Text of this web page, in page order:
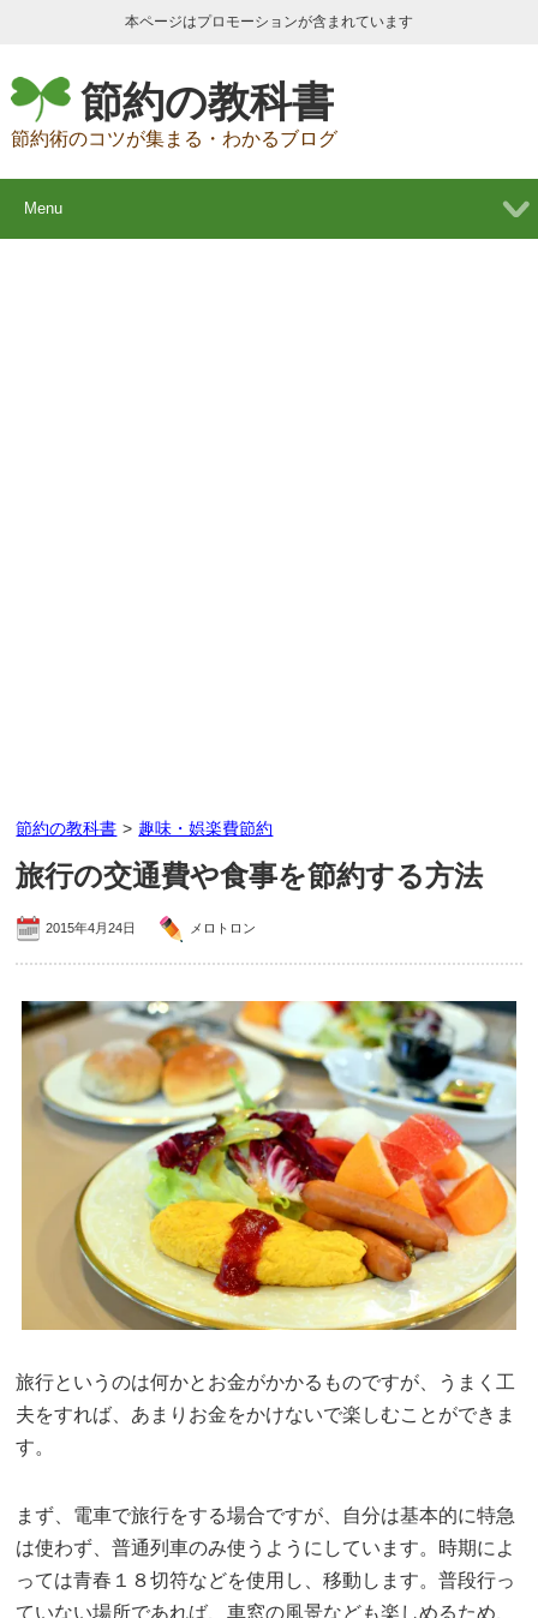
本ページはプロモーションが含まれています
節約の教科書
節約術のコツが集まる・わかるブログ
Menu
節約の教科書 > 趣味・娯楽費節約
旅行の交通費や食事を節約する方法
2015年4月24日 メロトロン
旅行というのは何かとお金がかかるものですが、うまく工
夫をすれば、あまりお金をかけないで楽しむことができま
す。
まず、電車で旅行をする場合ですが、自分は基本的に特急
は使わず、普通列車のみ使うようにしています。時期によ
っては青春１８切符などを使用し、移動します。普段行っ
ていない場所であれば、車窓の風景なども楽しめるため、